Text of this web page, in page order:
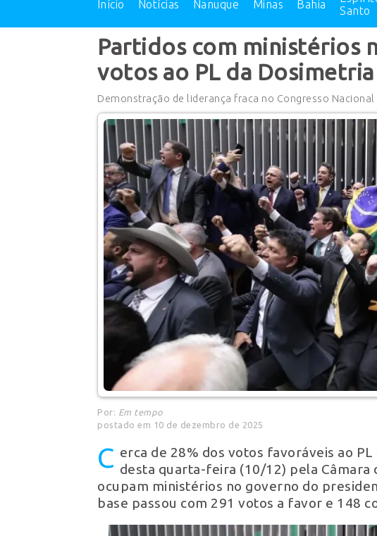
Início Notícias Nanuque Minas Bahia
Santo
Partidos com ministérios
votos ao PL da Dosimetria
Demonstração de liderança fraca no Congresso Nacional
Por: Em tempo
postado em 10 de dezembro de 2025
C erca de 28% dos votos favoráveis ao
desta quarta-feira (10/12) pela
ocupam ministérios no governo do
base passou com 291 votos a favor e 148